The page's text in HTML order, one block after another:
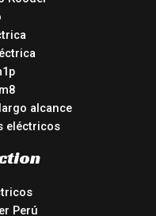
alcance
eléctricos
Perú